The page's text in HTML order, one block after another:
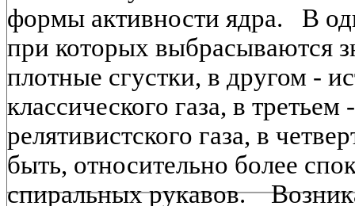
формы активности ядра. В
при которых выбрасываются
плотные сгустки, в другом -
классического газа, в
релятивистского газа, в
быть, относительно более
спиральных рукавов.